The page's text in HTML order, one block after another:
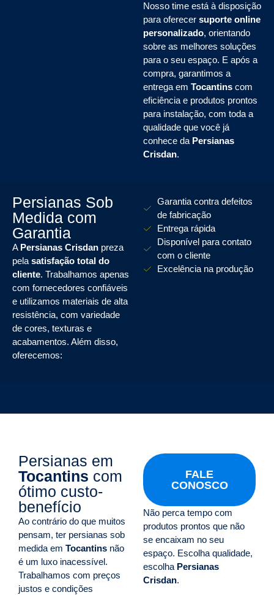
Nosso time está à disposição
para oferecer suporte online
personalizado, orientando
sobre as melhores soluções
para o seu espaço. E após a
compra, garantimos a
entrega em Tocantins com
eficiência e produtos prontos
para instalação, com toda a
qualidade que você já
conhece da Persianas
Crisdan.
Persianas Sob
Medida com
Garantia
A Persianas Crisdan preza
pela satisfação total do
cliente. Trabalhamos apenas
com fornecedores confiáveis
e utilizamos materiais de alta
resistência, com variedade
de cores, texturas e
acabamentos. Além disso,
oferecemos:
Garantia contra defeitos
de fabricação
Entrega rápida
Disponível para contato
com o cliente
Excelência na produção
Persianas em
Tocantins com
ótimo custo-
benefício
Ao contrário do que muitos
pensam, ter persianas sob
medida em Tocantins não
é um luxo inacessível.
Trabalhamos com preços
justos e condições
FALE
CONOSCO
Não perca tempo com
produtos prontos que não
se encaixam no seu
espaço. Escolha qualidade,
escolha Persianas
Crisdan.